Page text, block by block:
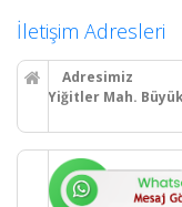
İletişim Adresleri
Adresimiz
Yiğitler Mah. Büyük